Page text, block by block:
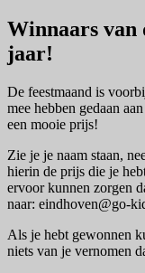
Winnaars van
jaar!
De feestmaand is
mee hebben gedaan
een mooie prijs!
Zie je je naam staan,
hierin de prijs die je
ervoor kunnen zorgen
naar: eindhoven@go-
Als je hebt gewonnen
niets van je vernomen